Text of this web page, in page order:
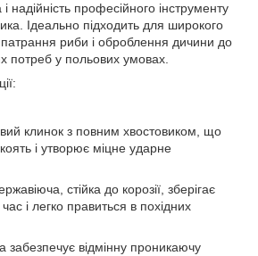
надійність професійного інструменту
Ідеально підходить для широкого
патрання риби і оброблення дичини до
потреб у польових умовах.
клинок з повним хвостовиком, що
і утворює міцне ударне
стійка до корозії, зберігає
і легко правиться в похідних
забезпечує відмінну проникаючу